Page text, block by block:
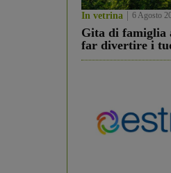
In vetrina 6 Agosto
Gita di famiglia
far divertire i